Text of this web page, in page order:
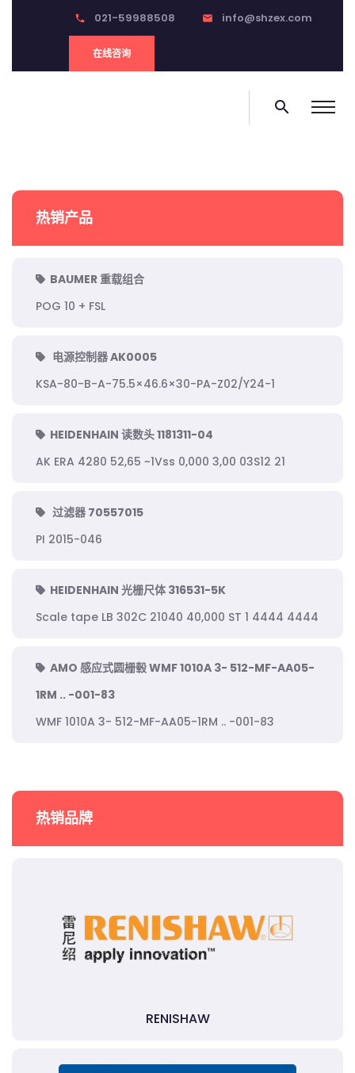
phone 021-59988508 email info@shzex.com
在线咨询
search
热销产品
BAUMER 重载组合
POG 10 + FSL
电源控制器 AK0005
KSA-80-B-A-75.5×46.6×30-PA-Z02/Y24-1
HEIDENHAIN 读数头 1181311-04
AK ERA 4280 52,65 ~1Vss 0,000 3,00 03S12 21
过滤器 70557015
PI 2015-046
HEIDENHAIN 光栅尺体 316531-5K
Scale tape LB 302C 21040 40,000 ST 1 4444 4444
AMO 感应式圆栅毂 WMF 1010A 3- 512-MF-AA05-
1RM .. -001-83
WMF 1010A 3- 512-MF-AA05-1RM .. -001-83
热销品牌
RENISHAW